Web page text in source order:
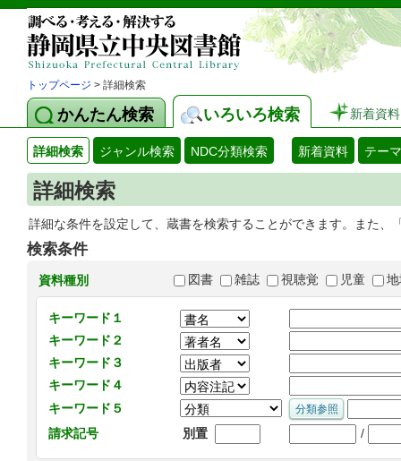
トップページ > 詳細検索
かんたん検索 いろいろ検索 新着資料
詳細検索 ジャンル検索 NDC分類検索 新着資料 テー
詳細検索
詳細な条件を設定して、蔵書を検索することができます。また
検索条件
資料種別 図書 雑誌 視聴覚 児童
キーワード１
キーワード２
キーワード３
キーワード４
キーワード５
請求記号
別置 /